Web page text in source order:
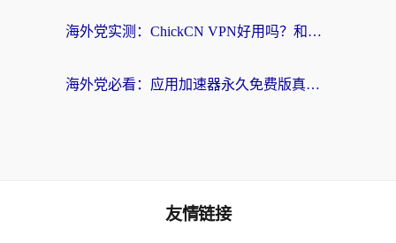
海外党实测：ChickCN VPN好用吗？和OurPlay VPN对比哪个回国效果更好？附避坑指南
海外党必看：应用加速器永久免费版真的靠谱吗？教你选对回国加速器无缝刷国内资源
友情链接